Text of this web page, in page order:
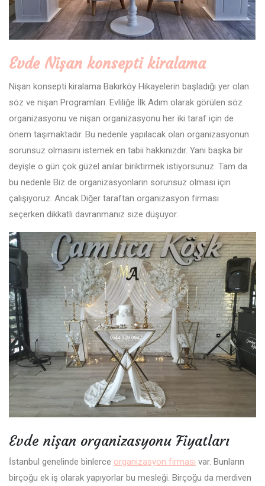
Evde Nişan konsepti kiralama
Nişan konsepti kiralama Bakırköy Hikayelerin başladığı yer olan
söz ve nişan Programları. Evliliğe İlk Adım olarak görülen söz
organizasyonu ve nişan organizasyonu her iki taraf için de
önem taşımaktadır. Bu nedenle yapılacak olan organizasyonun
sorunsuz olmasını istemek en tabii hakkınızdır. Yani başka bir
deyişle o gün çok güzel anılar biriktirmek istiyorsunuz. Tam da
bu nedenle Biz de organizasyonların sorunsuz olması için
çalışıyoruz. Ancak Diğer taraftan organizasyon firması
seçerken dikkatli davranmanız size düşüyor.
Evde nişan organizasyonu Fiyatları
İstanbul genelinde binlerce organizasyon firması var. Bunların
birçoğu ek iş olarak yapıyorlar bu mesleği. Birçoğu da merdiven